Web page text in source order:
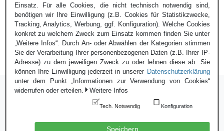
« Juli
© Blauer Bund e.V. - 2026
Einsatz. Für alle Cookies, die nicht technisch notwendig sind,
benötigen wir Ihre Einwilligung (z.B. Cookies für Statistikzwecke,
Tracking, Analytics, Werbung, ggf. Konfiguration). Welche Cookies
konkret zu welchem Zweck zum Einsatz kommen finden Sie unter
„Weitere Infos“. Durch An- oder Abwählen der Kategorien stimmen
Sie der Verarbeitung Ihrer personenbezogenen Daten (z.B. Ihrer IP-
Adresse) zu dem jeweiligen Zweck zu oder lehnen diese ab. Sie
können Ihre Einwilligung jederzeit in unserer Datenschutzerklärung
unter dem Punkt „Informationen zur Verwendung von Cookies“
widerrufen oder erteilen.
Weitere Infos
Tech. Notwendig Konfiguration
Speichern